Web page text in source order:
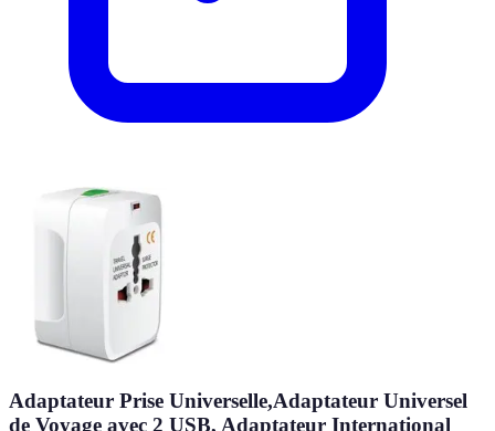
Adaptateur Prise Universelle,Adaptateur Universel
de Voyage avec 2 USB, Adaptateur International